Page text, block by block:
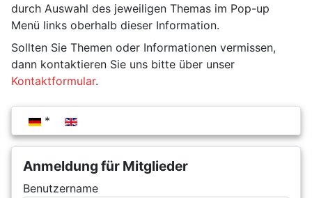
Sprache auswählen
Anmeldung für Mitglieder
Benutzername
durch Auswahl des jeweiligen Themas im Pop-up
Menü links oberhalb dieser Information.
Sollten Sie Themen oder Informationen vermissen,
dann kontaktieren Sie uns bitte über unser
Kontaktformular.